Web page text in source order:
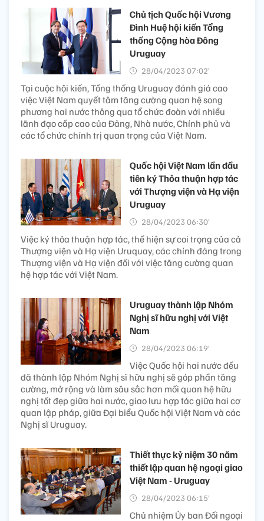
Chủ tịch Quốc hội Vương
Đình Huệ hội kiến Tổng
thống Cộng hòa Đông
Uruguay
28/04/2023 07:02’
Tại cuộc hội kiến, Tổng thống Uruguay đánh giá cao
việc Việt Nam quyết tâm tăng cường quan hệ song
phương hai nước thông qua tổ chức đoàn với nhiều
lãnh đạo cấp cao của Đảng, Nhà nước, Chính phủ và
các tổ chức chính trị quan trọng của Việt Nam.
Quốc hội Việt Nam lần đầu
tiên ký Thỏa thuận hợp tác
với Thượng viện và Hạ viện
Uruguay
28/04/2023 06:30’
Việc ký thỏa thuận hợp tác, thể hiện sự coi trọng của cả
Thượng viện và Hạ viện Uruquay, các chính đảng trong
Thượng viện và Hạ viện đối với việc tăng cường quan
hệ hợp tác với Việt Nam.
Uruguay thành lập Nhóm
Nghị sĩ hữu nghị với Việt
Nam
28/04/2023 06:19’
Việc Quốc hội hai nước đều
đã thành lập Nhóm Nghị sĩ hữu nghị sẽ góp phần tăng
cường, mở rộng và làm sâu sắc hơn mối quan hệ hữu
nghị tốt đẹp giữa hai nước, giao lưu hợp tác giữa hai cơ
quan lập pháp, giữa Đại biểu Quốc hội Việt Nam và các
Nghị sĩ Uruguay.
Thiết thực kỷ niệm 30 năm
thiết lập quan hệ ngoại giao
Việt Nam - Uruguay
28/04/2023 06:15’
Chủ nhiệm Ủy ban Đối ngoại